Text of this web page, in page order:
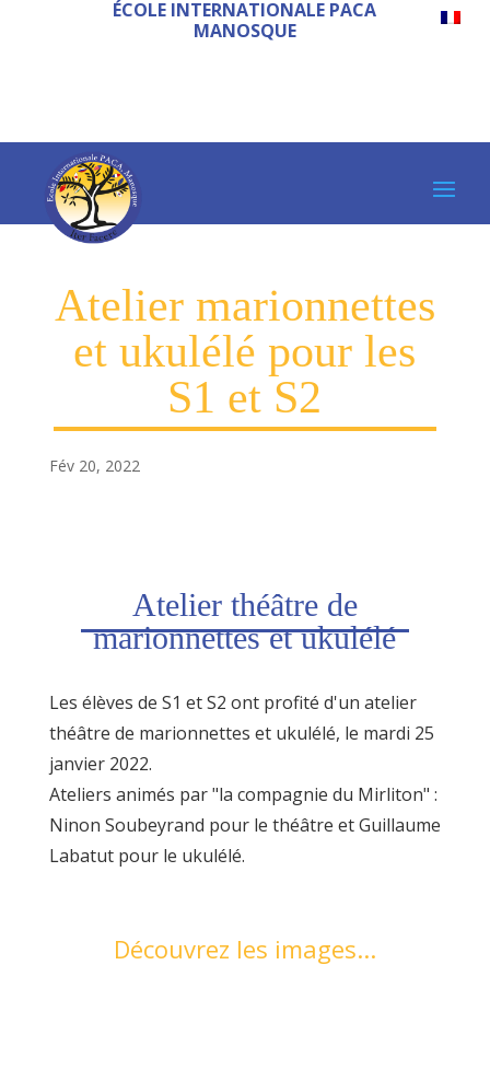
ÉCOLE INTERNATIONALE PACA
MANOSQUE
Atelier marionnettes
et ukulélé pour les
S1 et S2
Fév 20, 2022
Atelier théâtre de
marionnettes et ukulélé
Les élèves de S1 et S2 ont profité d'un atelier
théâtre de marionnettes et ukulélé, le mardi 25
janvier 2022.
Ateliers animés par "la compagnie du Mirliton" :
Ninon Soubeyrand pour le théâtre et Guillaume
Labatut pour le ukulélé.
Découvrez les images...